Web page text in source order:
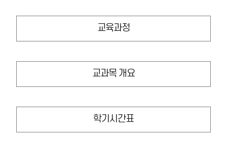
교육과정
교과목 개요
학기시간표